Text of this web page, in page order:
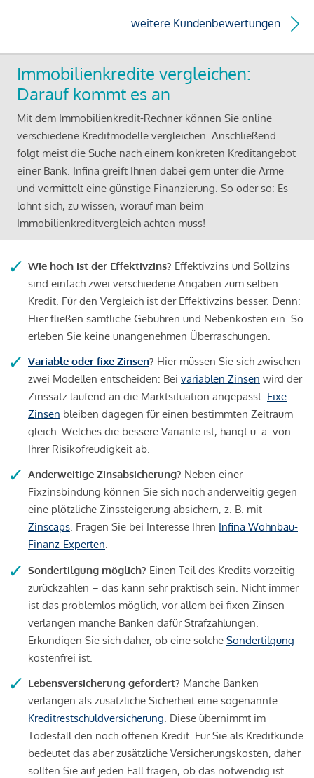
weitere Kundenbewertungen
Immobilienkredite vergleichen:
Darauf kommt es an
Mit dem Immobilienkredit-Rechner können Sie online
verschiedene Kreditmodelle vergleichen. Anschließend
folgt meist die Suche nach einem konkreten Kreditangebot
einer Bank. Infina greift Ihnen dabei gern unter die Arme
und vermittelt eine günstige Finanzierung. So oder so: Es
lohnt sich, zu wissen, worauf man beim
Immobilienkreditvergleich achten muss!
Wie hoch ist der Effektivzins? Effektivzins und Sollzins
sind einfach zwei verschiedene Angaben zum selben
Kredit. Für den Vergleich ist der Effektivzins besser. Denn:
Hier fließen sämtliche Gebühren und Nebenkosten ein. So
erleben Sie keine unangenehmen Überraschungen.
Variable oder fixe Zinsen? Hier müssen Sie sich zwischen
zwei Modellen entscheiden: Bei variablen Zinsen wird der
Zinssatz laufend an die Marktsituation angepasst. Fixe
Zinsen bleiben dagegen für einen bestimmten Zeitraum
gleich. Welches die bessere Variante ist, hängt u. a. von
Ihrer Risikofreudigkeit ab.
Anderweitige Zinsabsicherung? Neben einer
Fixzinsbindung können Sie sich noch anderweitig gegen
eine plötzliche Zinssteigerung absichern, z. B. mit
Zinscaps. Fragen Sie bei Interesse Ihren Infina Wohnbau-
Finanz-Experten.
Sondertilgung möglich? Einen Teil des Kredits vorzeitig
zurückzahlen – das kann sehr praktisch sein. Nicht immer
ist das problemlos möglich, vor allem bei fixen Zinsen
verlangen manche Banken dafür Strafzahlungen.
Erkundigen Sie sich daher, ob eine solche Sondertilgung
kostenfrei ist.
Lebensversicherung gefordert? Manche Banken
verlangen als zusätzliche Sicherheit eine sogenannte
Kreditrestschuldversicherung. Diese übernimmt im
Todesfall den noch offenen Kredit. Für Sie als Kreditkunde
bedeutet das aber zusätzliche Versicherungskosten, daher
sollten Sie auf jeden Fall fragen, ob das notwendig ist.